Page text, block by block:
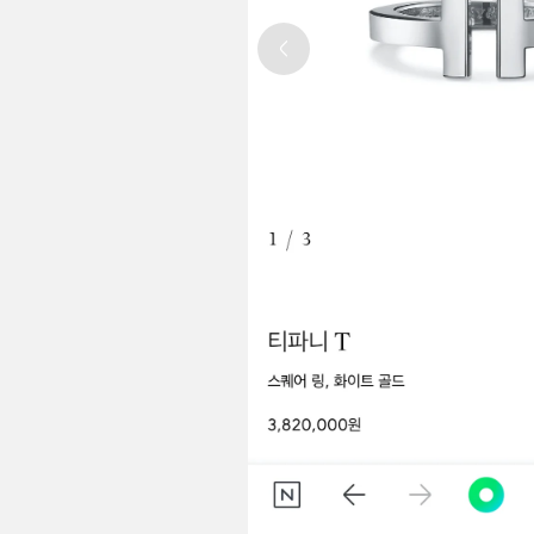
Previous slide